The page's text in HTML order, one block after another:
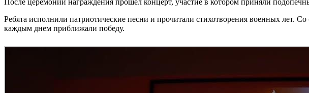
После церемонии награждения прошел концерт, участие в котором приняли
Ребята исполнили патриотические песни и прочитали стихотворения военных лет.
каждым днем приближали победу.